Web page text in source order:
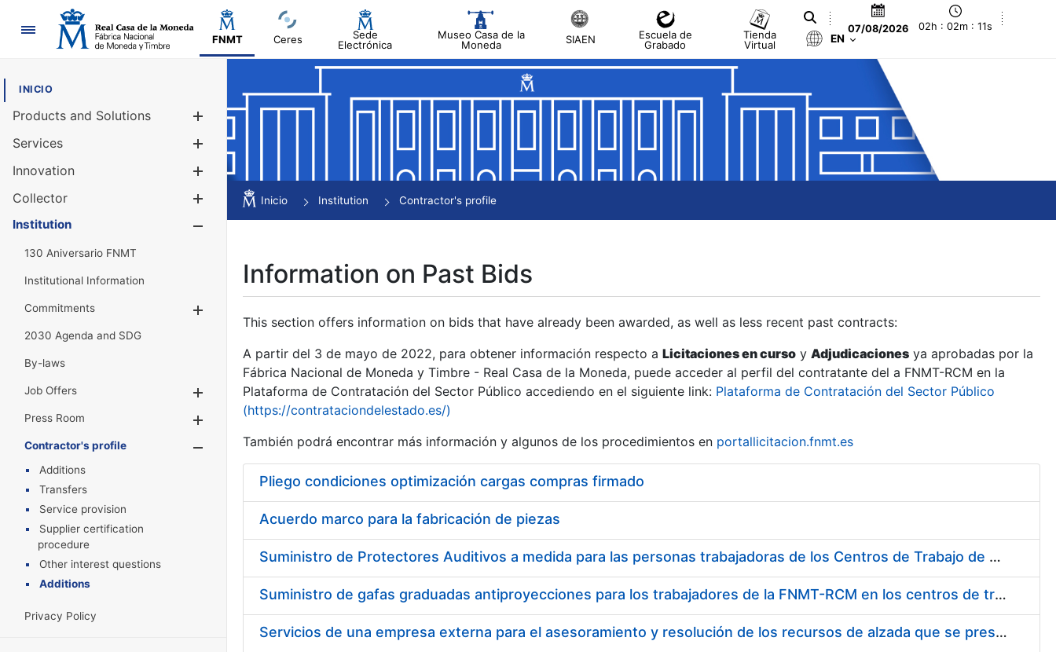
Navigation
FNMT Ceres
Sede
Electrónica
Museo Casa de la
Moneda
SIAEN
Escuela de
Grabado
Tienda
Virtual
07/08/2026 02h : 02m : 12s
EN
INICIO
Products and Solutions
Services
Innovation
Collector
Show/Hide
Institution
130 Aniversario FNMT
Institutional Information
Commitments
2030 Agenda and SDG
By-laws
Job Offers
Show/Hide
Press Room
Show/Hide
Contractor's profile
Show/Hide
Additions
Transfers
Service provision
Supplier certification
procedure
Other interest questions
Additions
Privacy Policy
Inicio Institution Contractor's profile
Information on Past Bids
This section offers information on bids that have already been awarded, as well as less recent past contracts:
A partir del 3 de mayo de 2022, para obtener información respecto a Licitaciones en curso y Adjudicaciones ya aprobadas por la
Fábrica Nacional de Moneda y Timbre - Real Casa de la Moneda, puede acceder al perfil del contratante del a FNMT-RCM en la
Plataforma de Contratación del Sector Público accediendo en el siguiente link: Plataforma de Contratación del Sector Público
(https://contrataciondelestado.es/)
También podrá encontrar más información y algunos de los procedimientos en portallicitacion.fnmt.es
Pliego condiciones optimización cargas compras firmado
Acuerdo marco para la fabricación de piezas
Suministro de Protectores Auditivos a medida para las personas trabajadoras de los Centros de Trabajo de Madrid y Burgos
Suministro de gafas graduadas antiproyecciones para los trabajadores de la FNMT-RCM en los centros de trabajo de Madrid y Burgos
Servicios de una empresa externa para el asesoramiento y resolución de los recursos de alzada que se presentan relacionados con procesos de selección para la FNMT-RCM